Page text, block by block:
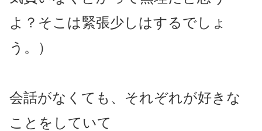
よ？そこは緊張少しはするでしょ
う。）
会話がなくても、それぞれが好きな
ことをしていて